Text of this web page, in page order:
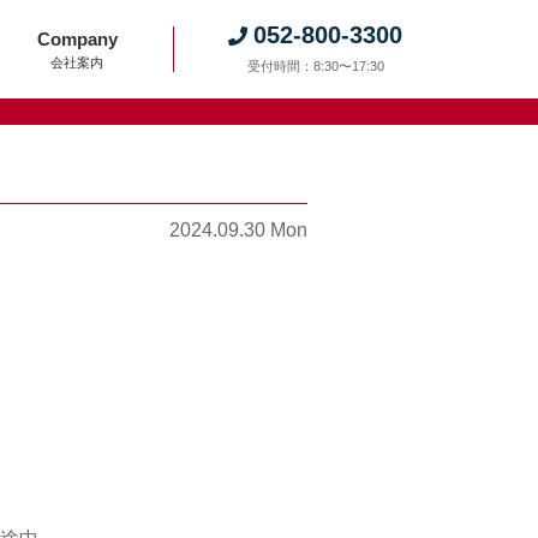
Company
会社案内
052-800-3300
受付時間：8:30〜17:30
2024.09.30 Mon